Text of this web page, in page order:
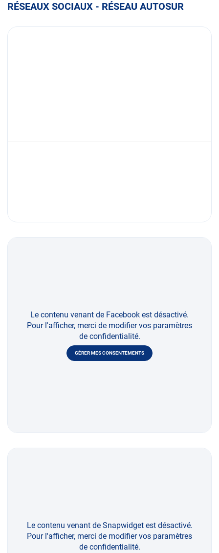
RÉSEAUX SOCIAUX - RÉSEAU AUTOSUR
Le contenu venant de Facebook est désactivé.
Pour l'afficher, merci de modifier vos paramètres
de confidentialité.
GÉRER MES CONSENTEMENTS
Le contenu venant de Snapwidget est désactivé.
Pour l'afficher, merci de modifier vos paramètres
de confidentialité.